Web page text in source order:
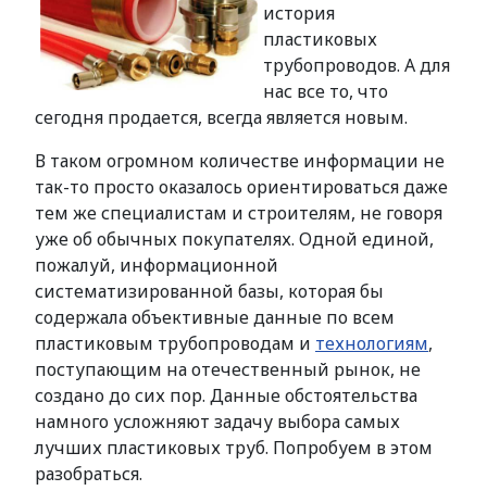
история
пластиковых
трубопроводов. А для
нас все то, что
сегодня продается, всегда является новым.
В таком огромном количестве информации не
так-то просто оказалось ориентироваться даже
тем же специалистам и строителям, не говоря
уже об обычных покупателях. Одной единой,
пожалуй, информационной
систематизированной базы, которая бы
содержала объективные данные по всем
пластиковым трубопроводам и технологиям,
поступающим на отечественный рынок, не
создано до сих пор. Данные обстоятельства
намного усложняют задачу выбора самых
лучших пластиковых труб. Попробуем в этом
разобраться.